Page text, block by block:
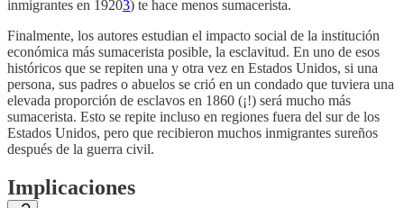
inmigrantes en 19203) te hace menos sumacerista.
Finalmente, los autores estudian el impacto social de la institución
económica más sumacerista posible, la esclavitud. En uno de esos
históricos que se repiten una y otra vez en Estados Unidos, si una
persona, sus padres o abuelos se crió en un condado que tuviera una
elevada proporción de esclavos en 1860 (¡!) será mucho más
sumacerista. Esto se repite incluso en regiones fuera del sur de los
Estados Unidos, pero que recibieron muchos inmigrantes sureños
después de la guerra civil.
Implicaciones